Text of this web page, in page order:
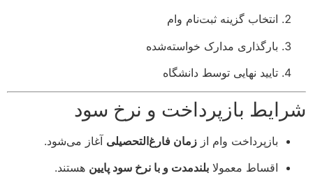
انتخاب گزینه ثبت‌نام وام
بارگذاری مدارک خواسته‌شده
تایید نهایی توسط دانشگاه
بازپرداخت و نرخ سود
بازپرداخت وام اززمان فارغ‌التحصیلیآغاز می‌شود.
اقساط معمولابلندمدت و با نرخ سود پایین هستند.